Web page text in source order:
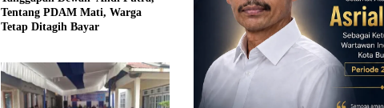
Tentang PDAM Mati, Warga
Tetap Ditagih Bayar